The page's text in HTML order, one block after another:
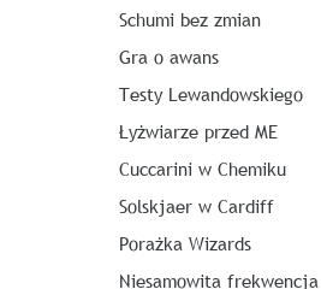
Schumi bez zmian
Gra o awans
Testy Lewandowskiego
Łyżwiarze przed ME
Cuccarini w Chemiku
Solskjaer w Cardiff
Porażka Wizards
Niesamowita frekwencja